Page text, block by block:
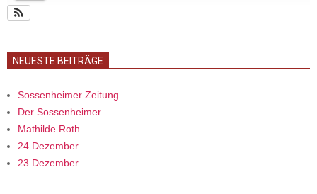
NEUESTE BEITRÄGE
Sossenheimer Zeitung
Der Sossenheimer
Mathilde Roth
24.Dezember
23.Dezember